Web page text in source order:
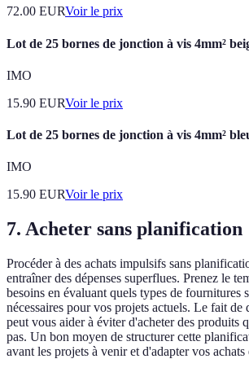
72.00 EURVoir le prix
Lot de 25 bornes de jonction à vis 4mm²
IMO
15.90 EURVoir le prix
Lot de 25 bornes de jonction à vis 4mm²
IMO
15.90 EURVoir le prix
7. Acheter sans planification
Procéder à des achats impulsifs sans
entraîner des dépenses superflues. Prenez le
besoins en évaluant quels types de fournitures
nécessaires pour vos projets actuels. Le fait de
peut vous aider à éviter d'acheter des produits
pas. Un bon moyen de structurer cette
avant les projets à venir et d'adapter vos achats